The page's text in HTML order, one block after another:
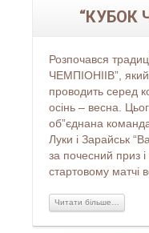
“КУБОК
Розпочався
ЧЕМПІОНІІВ”,
проводить серед
осінь – весна.
об”єднана
Луки і Зарайськ
за почесний приз
стартовому матчі
Читати більше…